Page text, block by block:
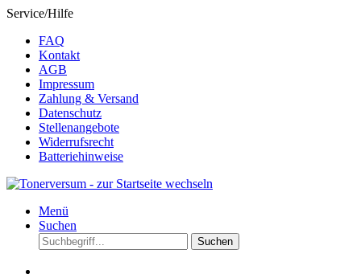
Service/Hilfe
FAQ
Kontakt
AGB
Impressum
Zahlung & Versand
Datenschutz
Stellenangebote
Widerrufsrecht
Batteriehinweise
Menü
Suchen
Suchen